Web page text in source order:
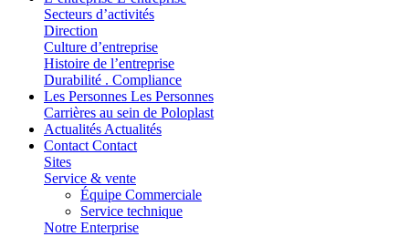
Secteurs d’activités
Direction
Culture d’entreprise
Histoire de l’entreprise
Durabilité . Compliance
Les Personnes Les Personnes
Carrières au sein de Poloplast
Actualités Actualités
Contact Contact
Sites
Service & vente
Équipe Commerciale
Service technique
Notre Enterprise